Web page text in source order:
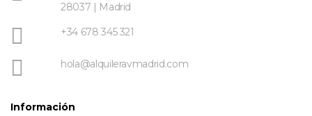
28037 | Madrid
+34 678 345 321
hola@alquileravmadrid.com
Información